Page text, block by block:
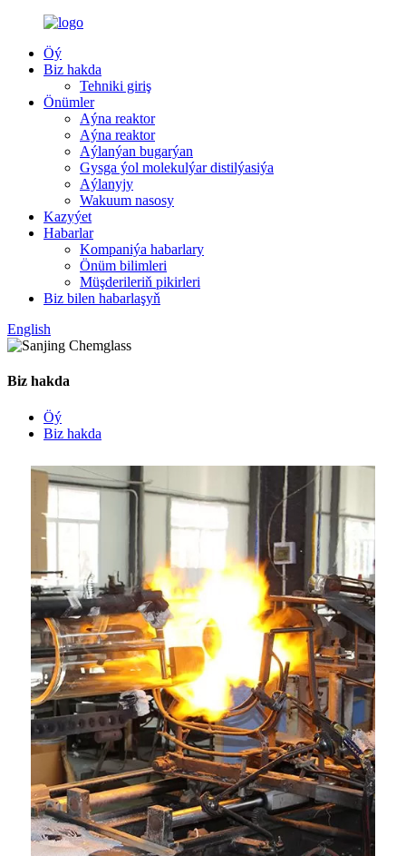
Öý
Biz hakda
Tehniki giriş
Önümler
Aýna reaktor
Aýna reaktor
Aýlanýan bugarýan
Gysga ýol molekulýar distilýasiýa
Aýlanyjy
Wakuum nasosy
Kazyýet
Habarlar
Kompaniýa habarlary
Önüm bilimleri
Müşderileriň pikirleri
Biz bilen habarlaşyň
English
Biz hakda
Öý
Biz hakda